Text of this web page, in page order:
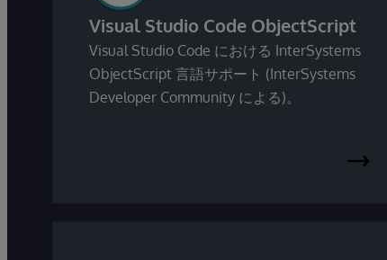
Visual Studio Code ObjectScript
Visual Studio Code における InterSystems
ObjectScript 言語サポート (InterSystems
Developer Community による)。